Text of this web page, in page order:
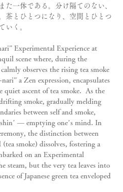
た一体である。分け隔てのない、
茶とひとつになり、空間とひとつ
いく。
Experimental Experience at
scene where, during the
observes the rising tea smoke
a Zen expression, encapsulates
ascent of tea smoke.  As the
smoke, gradually melding
between self and smoke,
— emptying one’s mind. In
the distinction between
smoke) dissolves, fostering a
on an Experimental
steam, but the very tea leaves into
of Japanese green tea enveloped